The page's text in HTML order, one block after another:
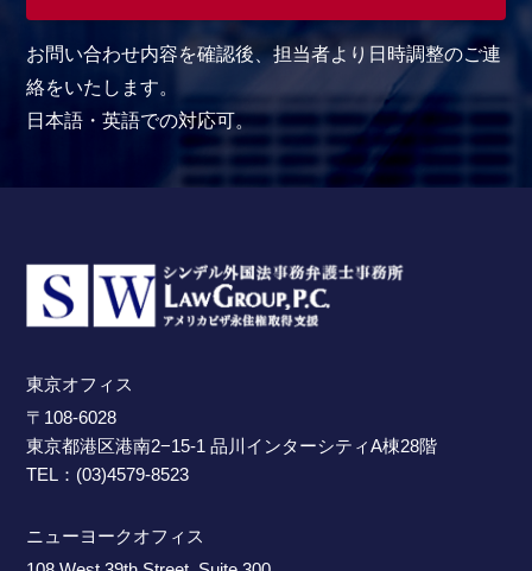
お問い合わせ内容を確認後、担当者より日時調整のご連
絡をいたします。
日本語・英語での対応可。
東京オフィス
〒108-6028
東京都港区港南2−15-1 品川インターシティA棟28階
TEL：(03)4579-8523
ニューヨークオフィス